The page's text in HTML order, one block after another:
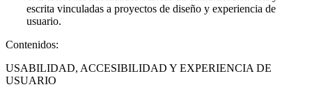
escrita vinculadas a proyectos de diseño y experiencia de
usuario.
Contenidos:
USABILIDAD, ACCESIBILIDAD Y EXPERIENCIA DE
USUARIO